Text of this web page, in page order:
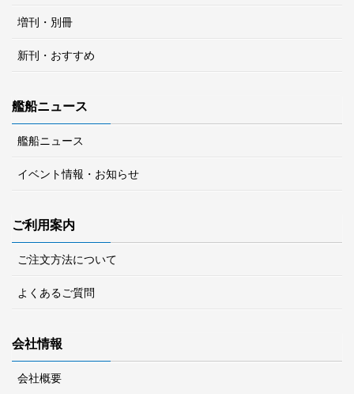
増刊・別冊
新刊・おすすめ
艦船ニュース
艦船ニュース
イベント情報・お知らせ
ご利用案内
ご注文方法について
よくあるご質問
会社情報
会社概要